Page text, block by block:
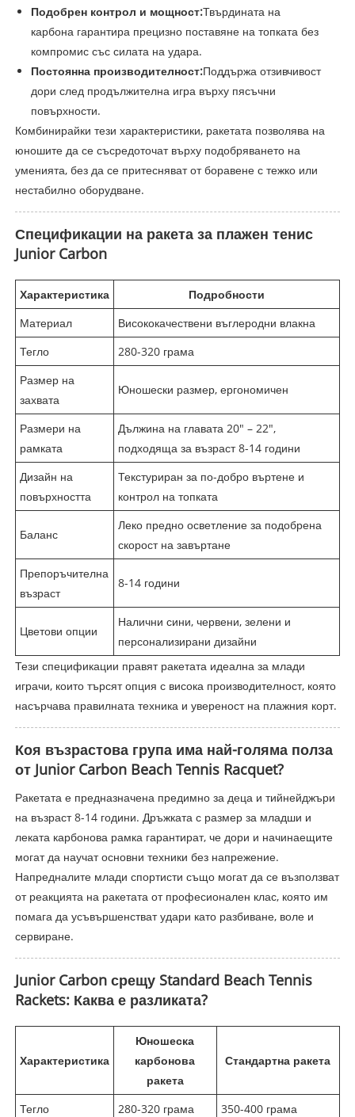
Подобрен контрол и мощност:Твърдината на
карбона гарантира прецизно поставяне на топката без
компромис със силата на удара.
Постоянна производителност:Поддържа отзивчивост
дори след продължителна игра върху пясъчни
повърхности.
Комбинирайки тези характеристики, ракетата позволява на
юношите да се съсредоточат върху подобряването на
уменията, без да се притесняват от боравене с тежко или
нестабилно оборудване.
Спецификации на ракета за плажен тенис
Junior Carbon
Характеристика
Подробности
Материал
Висококачествени въглеродни влакна
Тегло
280-320 грама
Размер на
захвата
Юношески размер, ергономичен
Размери на
рамката
Дължина на главата 20" – 22",
подходяща за възраст 8-14 години
Дизайн на
повърхността
Текстуриран за по-добро въртене и
контрол на топката
Баланс
Леко предно осветление за подобрена
скорост на завъртане
Препоръчителна
възраст
8-14 години
Цветови опции
Налични сини, червени, зелени и
персонализирани дизайни
Тези спецификации правят ракетата идеална за млади
играчи, които търсят опция с висока производителност, която
насърчава правилната техника и увереност на плажния корт.
Коя възрастова група има най-голяма полза
от Junior Carbon Beach Tennis Racquet?
Ракетата е предназначена предимно за деца и тийнейджъри
на възраст 8-14 години. Дръжката с размер за младши и
леката карбонова рамка гарантират, че дори и начинаещите
могат да научат основни техники без напрежение.
Напредналите млади спортисти също могат да се възползват
от реакцията на ракетата от професионален клас, която им
помага да усъвършенстват удари като разбиване, воле и
сервиране.
Junior Carbon срещу Standard Beach Tennis
Rackets: Каква е разликата?
Характеристика
Юношеска
карбонова
ракета
Стандартна ракета
Тегло 280-320 грама 350-400 грама